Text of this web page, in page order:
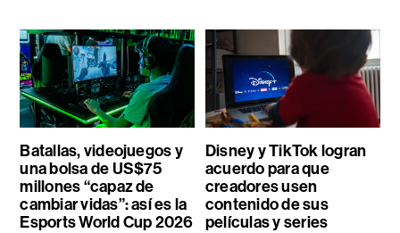
Batallas, videojuegos y
una bolsa de US$75
millones “capaz de
cambiar vidas”: así es la
Esports World Cup 2026
Disney y TikTok logran
acuerdo para que
creadores usen
contenido de sus
películas y series